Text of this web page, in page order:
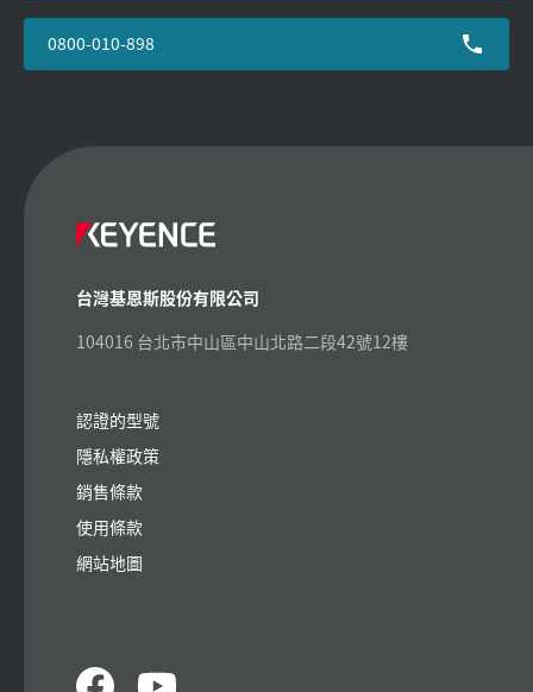
0800-010-898
台灣基恩斯股份有限公司
104016 台北市中山區中山北路二段42號12樓
認證的型號
隱私權政策
銷售條款
使用條款
網站地圖